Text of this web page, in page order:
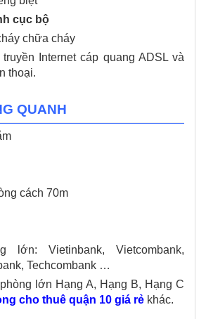
cục bộ
chữa cháy
Internet cáp quang ADSL và
thoại.
QUANH
cách 70m
lớn: Vietinbank, Vietcombank,
Techcombank …
lớn Hạng A, Hạng B, Hạng C
cho thuê quận 10 giá rẻ khác.